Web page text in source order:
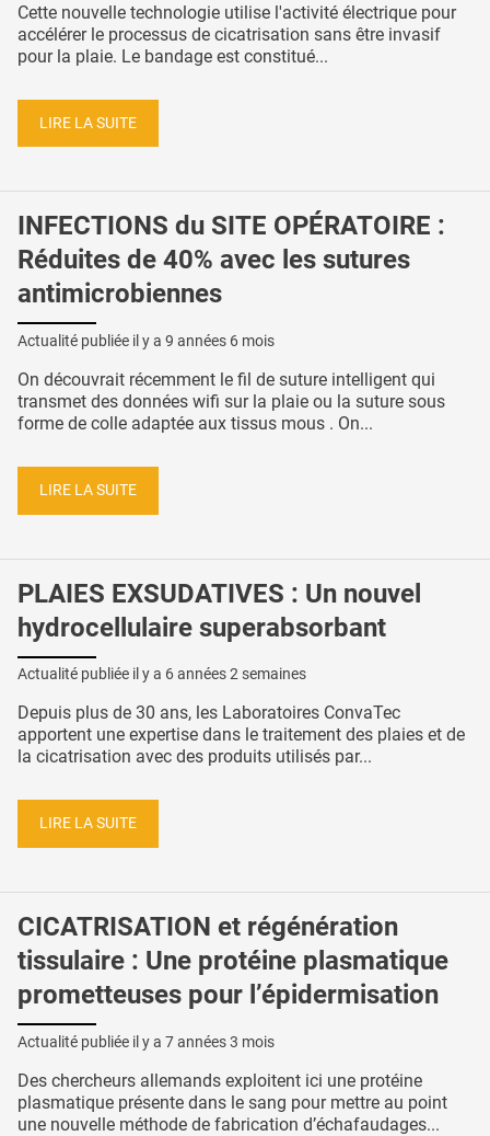
Cette nouvelle technologie utilise l'activité électrique pour
accélérer le processus de cicatrisation sans être invasif
pour la plaie. Le bandage est constitué...
LIRE LA SUITE
INFECTIONS du SITE OPÉRATOIRE :
Réduites de 40% avec les sutures
antimicrobiennes
Actualité publiée il y a 9 années 6 mois
On découvrait récemment le fil de suture intelligent qui
transmet des données wifi sur la plaie ou la suture sous
forme de colle adaptée aux tissus mous . On...
LIRE LA SUITE
PLAIES EXSUDATIVES : Un nouvel
hydrocellulaire superabsorbant
Actualité publiée il y a 6 années 2 semaines
Depuis plus de 30 ans, les Laboratoires ConvaTec
apportent une expertise dans le traitement des plaies et de
la cicatrisation avec des produits utilisés par...
LIRE LA SUITE
CICATRISATION et régénération
tissulaire : Une protéine plasmatique
prometteuses pour l’épidermisation
Actualité publiée il y a 7 années 3 mois
Des chercheurs allemands exploitent ici une protéine
plasmatique présente dans le sang pour mettre au point
une nouvelle méthode de fabrication d’échafaudages...